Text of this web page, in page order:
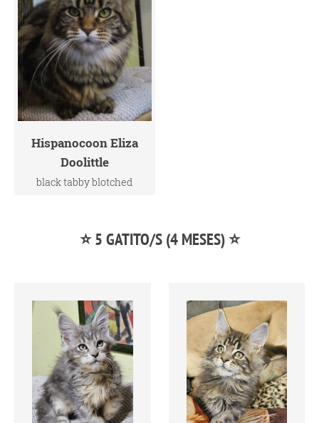
Hispanocoon Eliza
Doolittle
black tabby blotched
⭐ 5 GATITO/S (4 MESES) ⭐